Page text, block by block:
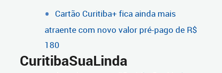
Cartão Curitiba+ fica ainda mais
atraente com novo valor pré-pago de R$
180
CuritibaSuaLinda